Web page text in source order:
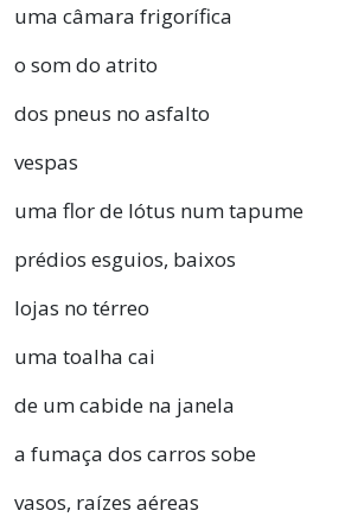
uma câmara frigorífica
o som do atrito
dos pneus no asfalto
vespas
uma flor de lótus num tapume
prédios esguios, baixos
lojas no térreo
uma toalha cai
de um cabide na janela
a fumaça dos carros sobe
vasos, raízes aéreas